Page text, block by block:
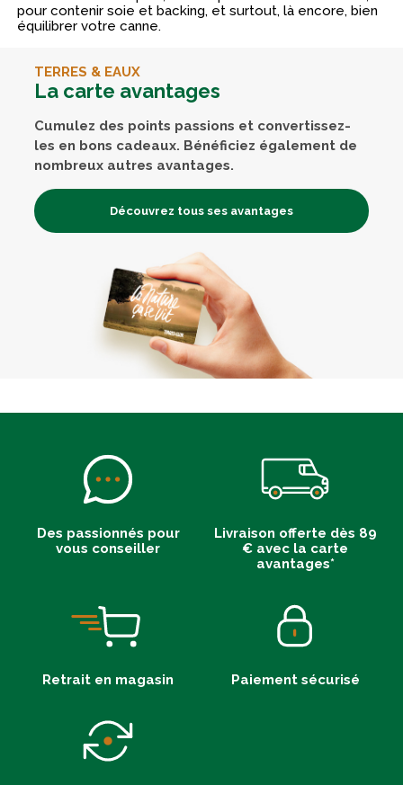
pour contenir soie et backing, et surtout, là encore, bien
équilibrer votre canne.
TERRES & EAUX
La carte avantages
Cumulez des points passions et convertissez-
les en bons cadeaux. Bénéficiez également de
nombreux autres avantages.
Découvrez tous ses avantages
Des passionnés pour
vous conseiller
Livraison offerte dès 89
€ avec la carte
avantages*
Retrait en magasin Paiement sécurisé